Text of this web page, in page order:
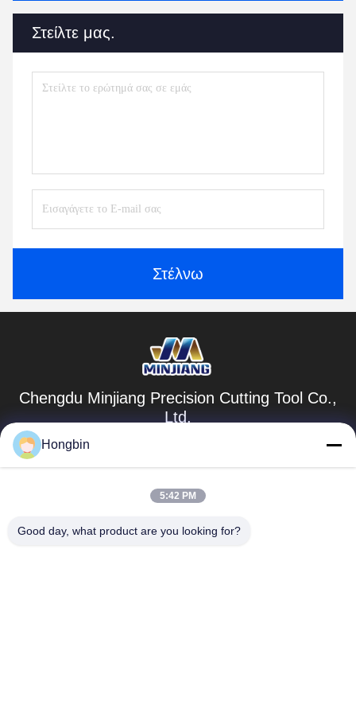
Στείλτε μας.
Στέλνω
Chengdu Minjiang Precision Cutting Tool Co.,
Ltd.
SICHUAN, ΚΊΝΑ
Hongbin
5:42 PM
Good day, what product are you looking for?